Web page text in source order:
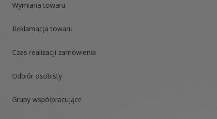
Wymiana towaru
Reklamacja towaru
Czas realizacji zamówienia
Odbiór osobisty
Grupy współpracujące